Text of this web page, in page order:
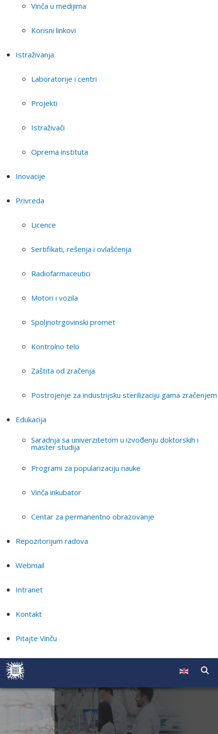
Vinča u medijima
Korisni linkovi
Istraživanja
Laboratorije i centri
Projekti
Istraživači
Oprema instituta
Inovacije
Privreda
Licence
Sertifikati, rešenja i ovlašćenja
Radiofarmaceutici
Motori i vozila
Spoljnotrgovinski promet
Kontrolno telo
Zaštita od zračenja
Postrojenje za industrijsku sterilizaciju gama zračenjem
Edukacija
Saradnja sa univerzitetom u izvođenju doktorskih i
master studija
Programi za popularizaciju nauke
Vinča inkubator
Centar za permanentno obrazovanje
Repozitorijum radova
Webmail
Intranet
Kontakt
Pitajte Vinču